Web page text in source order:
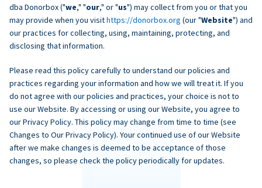
dba Donorbox ("we," "our," or "us") may collect from you or that you
may provide when you visithttps://donorbox.org (our "Website") and
our practices for collecting, using, maintaining, protecting, and
disclosing that information.
Please read this policy carefully to understand our policies and
practices regarding your information and how we will treat it. If you
do not agree with our policies and practices, your choice is not to
use our Website. By accessing or using our Website, you agree to
our Privacy Policy. This policy may change from time to time (see
Changes to Our Privacy Policy). Your continued use of our Website
after we make changes is deemed to be acceptance of those
changes, so please check the policy periodically for updates.